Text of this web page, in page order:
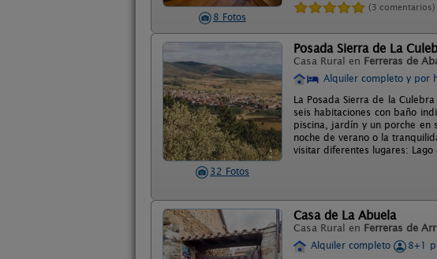
8 Fotos
(3 comentarios)
32 Fotos
Posada Sierra de La
Casa Rural en Ferreras de
Alquiler completo y por
La Posada Sierra de la
seis habitaciones con baño
piscina, jardín y un porche en
noche de verano o la
visitar diferentes lugares:
Casa de La Abuela
Casa Rural en Ferreras de
Alquiler completo
8+1